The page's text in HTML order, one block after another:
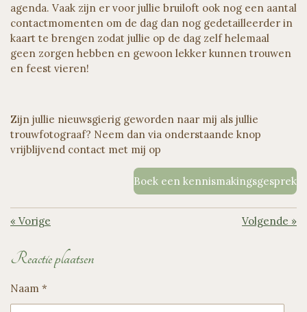
agenda. Vaak zijn er voor jullie bruiloft ook nog een aantal
contactmomenten om de dag dan nog gedetailleerder in
kaart te brengen zodat jullie op de dag zelf helemaal
geen zorgen hebben en gewoon lekker kunnen trouwen
en feest vieren!
Zijn jullie nieuwsgierig geworden naar mij als jullie
trouwfotograaf? Neem dan via onderstaande knop
vrijblijvend contact met mij op
Boek een kennismakingsgesprek
« Vorige Volgende »
Reactie plaatsen
Naam *